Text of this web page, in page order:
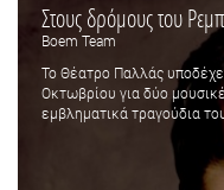
Στους δρόμους του
Boem Team
Το Θέατρο Παλλάς
Οκτωβρίου για δύο
εμβληματικά τραγούδια